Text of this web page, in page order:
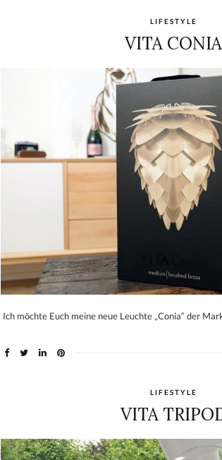
LIFESTYLE
VITA CONIA
Ich möchte Euch meine neue Leuchte „Conia“ der
LIFESTYLE
VITA